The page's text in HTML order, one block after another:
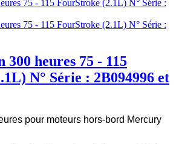
heures 75 - 115
N° Série : 2B094996 et
pour moteurs hors-bord Mercury